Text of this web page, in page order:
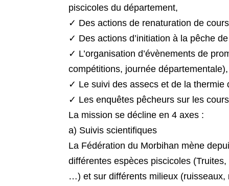
piscicoles du département,
✓ Des actions de renaturation de
✓ Des actions d’initiation à la pêche
✓ L’organisation d’évènements de
compétitions, journée départementale),
✓ Le suivi des assecs et de la thermie
✓ Les enquêtes pêcheurs sur les
La mission se décline en 4 axes :
a) Suivis scientifiques
La Fédération du Morbihan mène
différentes espèces piscicoles
…) et sur différents milieux (ruisseaux,